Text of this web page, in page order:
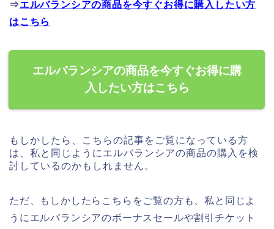
⇒エルバランシアの商品を今すぐお得に購入したい方
はこちら
エルバランシアの商品を今すぐお得に購
入したい方はこちら
もしかしたら、こちらの記事をご覧になっている方
は、私と同じようにエルバランシアの商品の購入を検
討しているのかもしれません。
ただ、もしかしたらこちらをご覧の方も、私と同じよ
うにエルバランシアのボーナスセールや割引チケット